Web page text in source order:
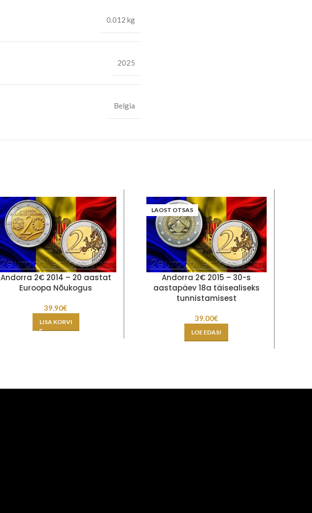
0.012 kg
2025
Belgia
Andorra 2€ 2014 – 20 aastat
Euroopa Nõukogus
39.90€
LISA KORVI
LAOST OTSAS
Andorra 2€ 2015 – 30-s
aastapäev 18a täisealiseks
tunnistamisest
39.00€
LOE EDASI